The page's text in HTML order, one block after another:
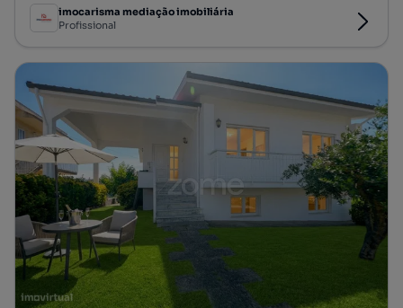
imocarisma mediação imobiliária
Profissional